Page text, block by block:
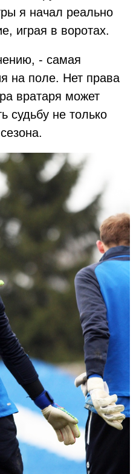
я начал реально
играя в воротах.
- самая
на поле. Нет права
вратаря может
судьбу не только